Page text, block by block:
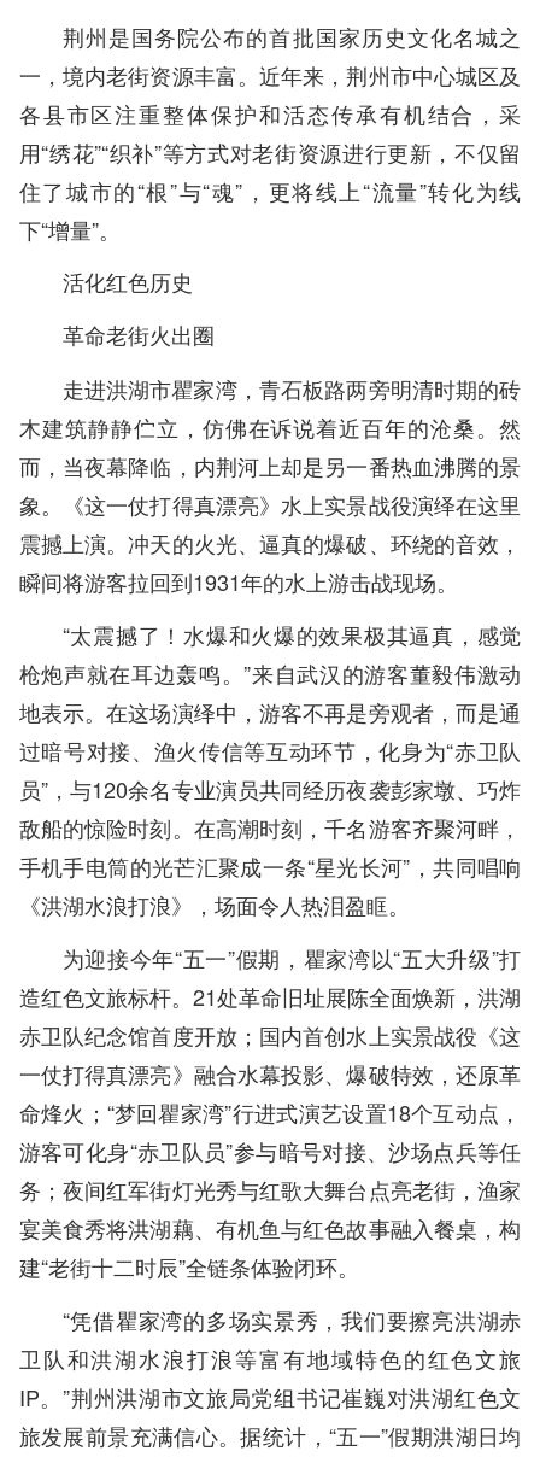
荆州是国务院公布的首批国家历史文化名城之
一，境内老街资源丰富。近年来，荆州市中心城区及
各县市区注重整体保护和活态传承有机结合，采
用“绣花”“织补”等方式对老街资源进行更新，不仅留
住了城市的“根”与“魂”，更将线上“流量”转化为线
下“增量”。
活化红色历史
革命老街火出圈
走进洪湖市瞿家湾，青石板路两旁明清时期的砖
木建筑静静伫立，仿佛在诉说着近百年的沧桑。然
而，当夜幕降临，内荆河上却是另一番热血沸腾的景
象。《这一仗打得真漂亮》水上实景战役演绎在这里
震撼上演。冲天的火光、逼真的爆破、环绕的音效，
瞬间将游客拉回到1931年的水上游击战现场。
“太震撼了！水爆和火爆的效果极其逼真，感觉
枪炮声就在耳边轰鸣。”来自武汉的游客董毅伟激动
地表示。在这场演绎中，游客不再是旁观者，而是通
过暗号对接、渔火传信等互动环节，化身为“赤卫队
员”，与120余名专业演员共同经历夜袭彭家墩、巧炸
敌船的惊险时刻。在高潮时刻，千名游客齐聚河畔，
手机手电筒的光芒汇聚成一条“星光长河”，共同唱响
《洪湖水浪打浪》，场面令人热泪盈眶。
为迎接今年“五一”假期，瞿家湾以“五大升级”打
造红色文旅标杆。21处革命旧址展陈全面焕新，洪湖
赤卫队纪念馆首度开放；国内首创水上实景战役《这
一仗打得真漂亮》融合水幕投影、爆破特效，还原革
命烽火；“梦回瞿家湾”行进式演艺设置18个互动点，
游客可化身“赤卫队员”参与暗号对接、沙场点兵等任
务；夜间红军街灯光秀与红歌大舞台点亮老街，渔家
宴美食秀将洪湖藕、有机鱼与红色故事融入餐桌，构
建“老街十二时辰”全链条体验闭环。
“凭借瞿家湾的多场实景秀，我们要擦亮洪湖赤
卫队和洪湖水浪打浪等富有地域特色的红色文旅
IP。”荆州洪湖市文旅局党组书记崔巍对洪湖红色文
旅发展前景充满信心。据统计，“五一”假期洪湖日均